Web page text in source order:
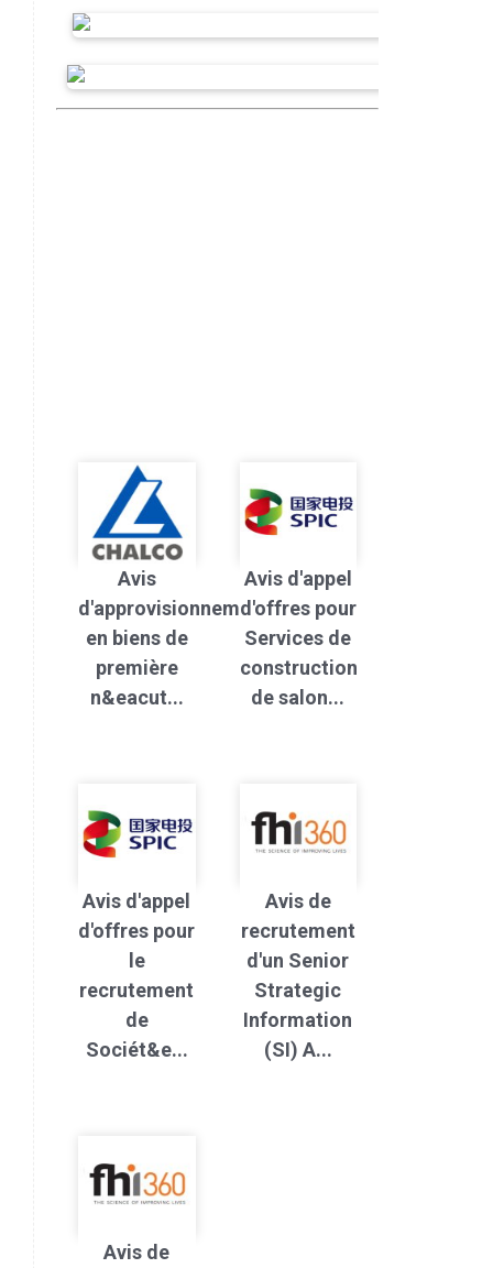
Avis
d'approvisionnement
en biens de
première
n&eacut...
Avis d'appel
d'offres pour
Services de
construction
de salon...
Avis d'appel
d'offres pour
le
recrutement
de
Sociét&e...
Avis de
recrutement
d'un Senior
Strategic
Information
(SI) A...
Avis de